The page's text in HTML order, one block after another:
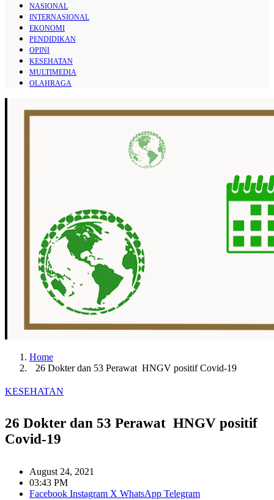
NASIONAL
INTERNASIONAL
EKONOMI
PENDIDIKAN
OPINI
KESEHATAN
MULTIMEDIA
OLAHRAGA
Home
26 Dokter dan 53 Perawat HNGV positif Covid-19
KESEHATAN
26 Dokter dan 53 Perawat HNGV positif
Covid-19
August 24, 2021
03:43 PM
Facebook Instagram X WhatsApp Telegram